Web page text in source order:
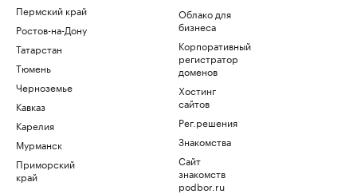
Пермский край
Ростов-на-Дону
Татарстан
Тюмень
Черноземье
Кавказ
Карелия
Мурманск
Приморский
край
Облако для
бизнеса
Корпоративный
регистратор
доменов
Хостинг
сайтов
Рег.решения
Знакомства
Сайт
знакомств
podbor.ru